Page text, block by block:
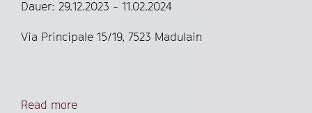
Dauer: 29.12.2023 - 11.02.2024
Via Principale 15/19, 7523 Madulain
Read more